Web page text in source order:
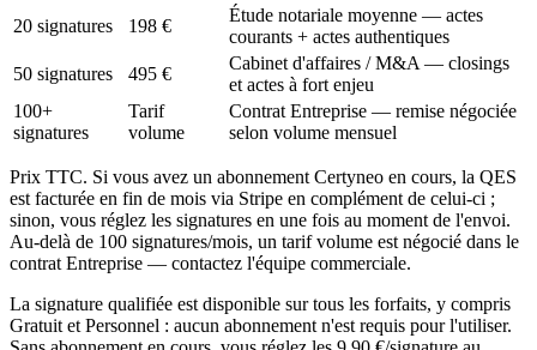
20 signatures
198 €
Étude notariale moyenne — actes
courants + actes authentiques
50 signatures
495 €
Cabinet d'affaires / M&A — closings
et actes à fort enjeu
100+
signatures
Tarif
volume
Contrat Entreprise — remise négociée
selon volume mensuel
Prix TTC. Si vous avez un abonnement Certyneo en cours, la QES
est facturée en fin de mois via Stripe en complément de celui-ci ;
sinon, vous réglez les signatures en une fois au moment de l'envoi.
Au-delà de 100 signatures/mois, un tarif volume est négocié dans le
contrat Entreprise — contactez l'équipe commerciale.
La signature qualifiée est disponible sur tous les forfaits, y compris
Gratuit et Personnel : aucun abonnement n'est requis pour l'utiliser.